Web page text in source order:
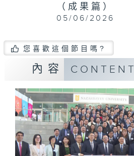
（成果篇）
05/06/2026
您喜歡這個節目嗎?
內容 CONTENT